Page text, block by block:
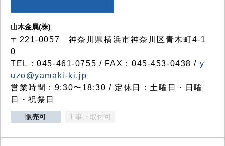
山木金属(株)
〒221-0057 神奈川県横浜市神奈川区青木町4-1
0
TEL：045-461-0755 / FAX：045-453-0438 / y
uzo@yamaki-ki.jp
営業時間：9:30〜18:30 / 定休日：土曜日・日曜
日・祝祭日
販売可 工事・取付可